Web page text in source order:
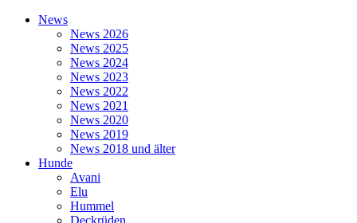
News
News 2026
News 2025
News 2024
News 2023
News 2022
News 2021
News 2020
News 2019
News 2018 und älter
Hunde
Avani
Elu
Hummel
Deckrüden